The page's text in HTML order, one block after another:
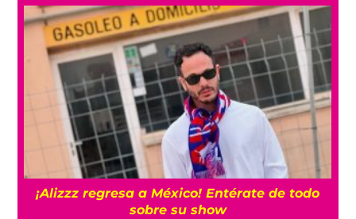
¡Alizzz regresa a México! Entérate de todo
sobre su show